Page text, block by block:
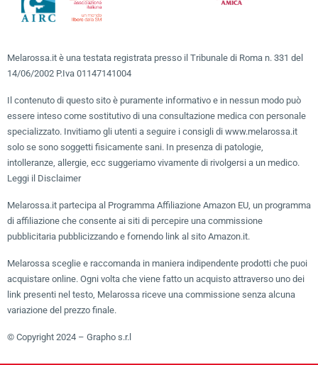
Melarossa.it è una testata registrata presso il Tribunale di Roma n. 331 del
14/06/2002 P.Iva 01147141004
Il contenuto di questo sito è puramente informativo e in nessun modo può
essere inteso come sostitutivo di una consultazione medica con personale
specializzato. Invitiamo gli utenti a seguire i consigli di www.melarossa.it
solo se sono soggetti fisicamente sani. In presenza di patologie,
intolleranze, allergie, ecc suggeriamo vivamente di rivolgersi a un medico.
Leggi il Disclaimer
Melarossa.it partecipa al Programma Affiliazione Amazon EU, un programma
di affiliazione che consente ai siti di percepire una commissione
pubblicitaria pubblicizzando e fornendo link al sito Amazon.it.
Melarossa sceglie e raccomanda in maniera indipendente prodotti che puoi
acquistare online. Ogni volta che viene fatto un acquisto attraverso uno dei
link presenti nel testo, Melarossa riceve una commissione senza alcuna
variazione del prezzo finale.
© Copyright 2024 – Grapho s.r.l